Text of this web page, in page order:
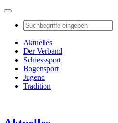
Aktuelles
Der Verband
Schiesssport
Bogensport
Jugend
Tradition